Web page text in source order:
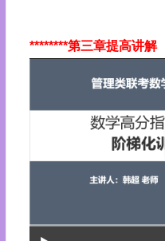
********第三章提高讲解